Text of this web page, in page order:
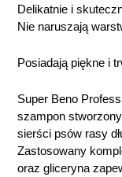
Delikatnie i
Nie naruszają
Posiadają piękne i
Super Beno
szampon
sierści psów rasy
Zastosowany
oraz gliceryna